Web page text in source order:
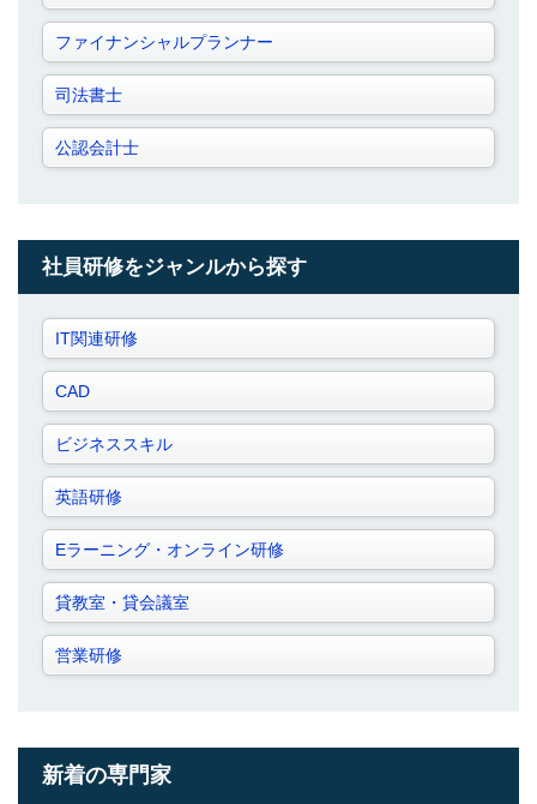
ファイナンシャルプランナー
司法書士
公認会計士
社員研修をジャンルから探す
IT関連研修
CAD
ビジネススキル
英語研修
Eラーニング・オンライン研修
貸教室・貸会議室
営業研修
新着の専門家